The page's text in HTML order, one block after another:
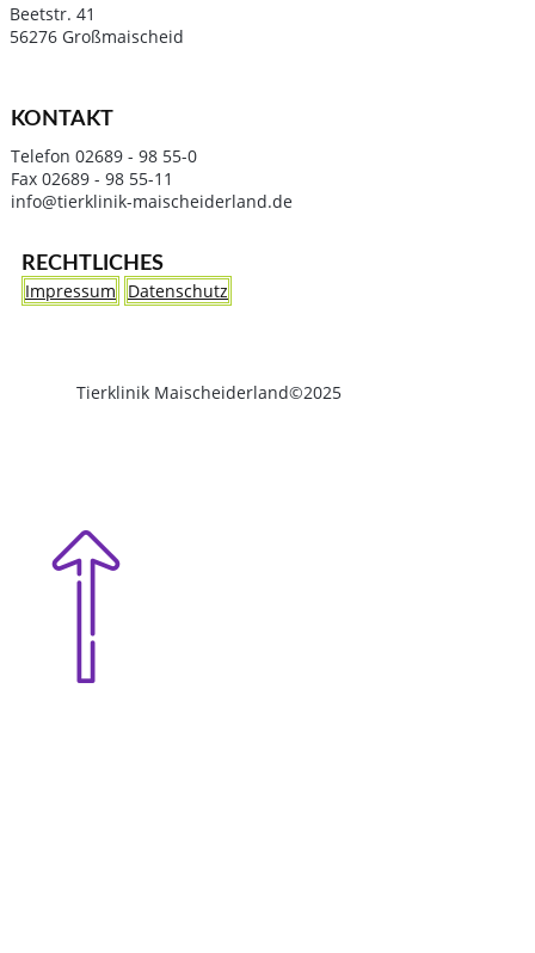
Beetstr. 41
56276 Großmaischeid
KONTAKT
Telefon 02689 - 98 55-0
Fax 02689 - 98 55-11
info@tierklinik-maischeiderland.de
RECHTLICHES
Impressum Datenschutz
Tierklinik Maischeiderland©2025